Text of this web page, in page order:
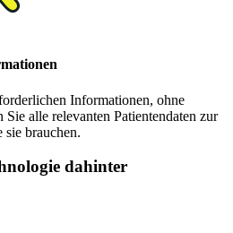
Informationen, ohne
alle relevanten Patientendaten zur
sie brauchen.
dahinter